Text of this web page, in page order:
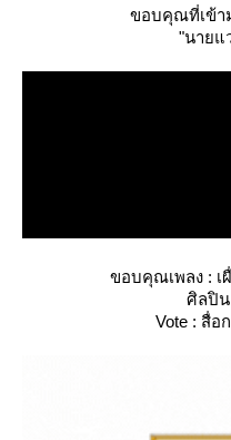
ขอบคุณที่เข้า
"นายแ
ขอบคุณเพลง : เ
ศิลปิน
Vote : สื่อ